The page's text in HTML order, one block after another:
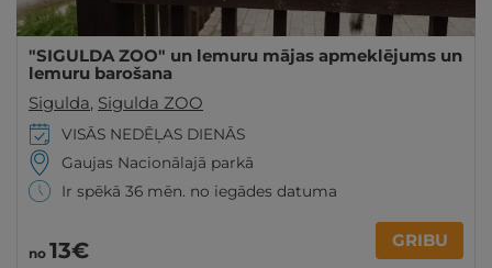
"SIGULDA ZOO" un lemuru mājas apmeklējums un
lemuru barošana
Sigulda, Sigulda ZOO
VISĀS NEDĒĻAS DIENĀS
Gaujas Nacionālajā parkā
Ir spēkā 36 mēn. no iegādes datuma
no 13€ GRIBU